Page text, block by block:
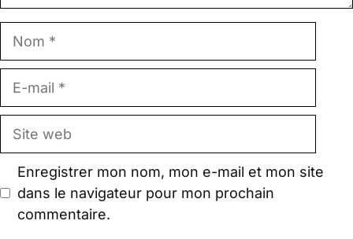
Site
web
Enregistrer mon nom, mon e-mail et mon site
dans le navigateur pour mon prochain
commentaire.